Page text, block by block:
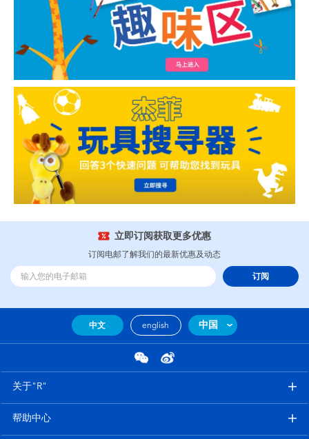
立即订阅获取更多优惠
订阅电邮了解我们的最新优惠及动态
订阅
中文 english 中国
关于"R"
帮助中心